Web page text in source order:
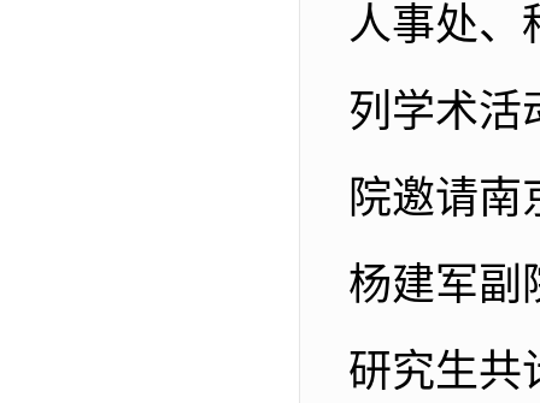
人事处、
列学术活
院邀请
杨建军副
研究生共